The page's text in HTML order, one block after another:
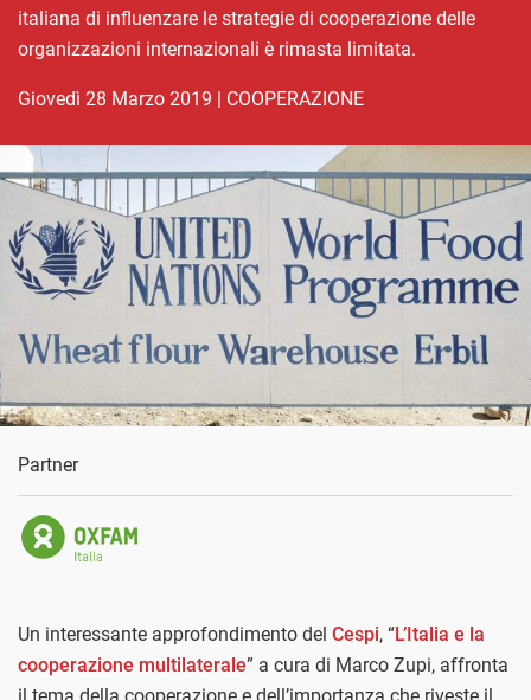
italiana di influenzare le strategie di cooperazione delle
organizzazioni internazionali è rimasta limitata.
giovedì 28 Marzo 2019 | COOPERAZIONE
Partner
Un interessante approfondimento del Cespi, “L’Italia e la
cooperazione multilaterale” a cura di Marco Zupi, affronta
il tema della cooperazione e dell’importanza che riveste il